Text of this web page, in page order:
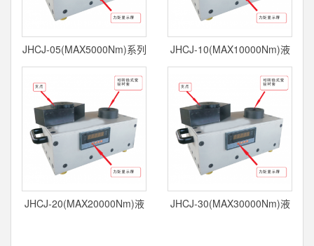
JHCJ-05(MAX5000Nm)系列
液压扳手扭矩检测仪
JHCJ-10(MAX10000Nm)液
压扳手扭矩检测仪
JHCJ-20(MAX20000Nm)液
JHCJ-30(MAX30000Nm)液